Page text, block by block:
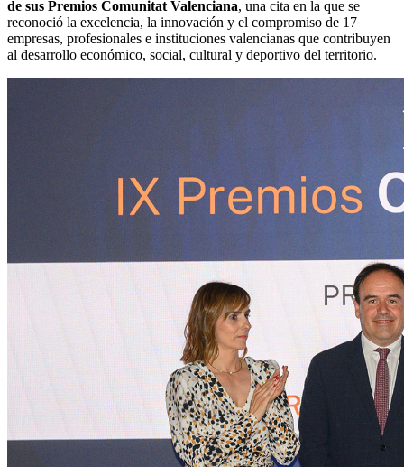
de sus Premios Comunitat Valenciana, una cita en la que se
reconoció la excelencia, la innovación y el compromiso de 17
empresas, profesionales e instituciones valencianas que contribuyen
al desarrollo económico, social, cultural y deportivo del territorio.